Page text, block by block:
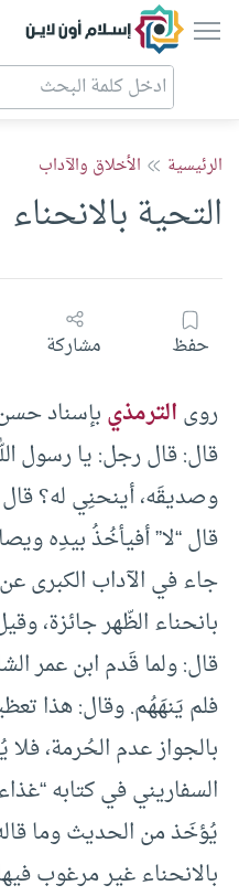
إسلام أون لاين
الرئيسية الأخلاق والآداب
التحية بالانحناء
حفظ مشاركة
روىالترمذيبإسناد
قال: قال رجل: يا رسول
وصديقَه، أينحنِي له؟ قال
قال “لا” أفيأخُذُ بيدِه
جاء في الآداب الكبرى
بانحناء الظّهر جائزة،
قال: ولما قَدم ابن عمر
فلم يَنهَهُم. وقال: هذا
بالجواز عدم الحُرمة، فلا
السفاريني في كتابه “غذاء
يُؤخَذ من الحديث وما
بالانحناء غير مرغوب